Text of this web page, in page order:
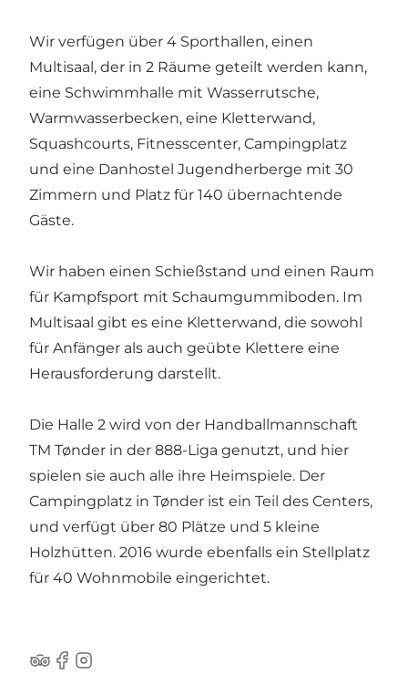
Wir verfügen über 4 Sporthallen, einen
Multisaal, der in 2 Räume geteilt werden kann,
eine Schwimmhalle mit Wasserrutsche,
Warmwasserbecken, eine Kletterwand,
Squashcourts, Fitnesscenter, Campingplatz
und eine Danhostel Jugendherberge mit 30
Zimmern und Platz für 140 übernachtende
Gäste.
Wir haben einen Schießstand und einen Raum
für Kampfsport mit Schaumgummiboden. Im
Multisaal gibt es eine Kletterwand, die sowohl
für Anfänger als auch geübte Klettere eine
Herausforderung darstellt.
Die Halle 2 wird von der Handballmannschaft
TM Tønder in der 888-Liga genutzt, und hier
spielen sie auch alle ihre Heimspiele. Der
Campingplatz in Tønder ist ein Teil des Centers,
und verfügt über 80 Plätze und 5 kleine
Holzhütten. 2016 wurde ebenfalls ein Stellplatz
für 40 Wohnmobile eingerichtet.
Tripadvisor
Facebook
Instagram